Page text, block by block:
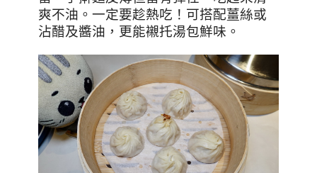
爽不油。一定要趁熱吃！可搭配薑絲或
沾醋及醬油，更能襯托湯包鮮味。